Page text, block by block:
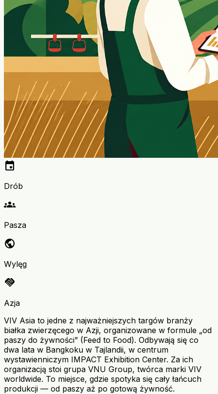
event
Drób
groups
Pasza
public
Wylęg
handshake
Azja
VIV Asia to jedne z najważniejszych targów branży
białka zwierzęcego w Azji, organizowane w formule „od
paszy do żywności” (Feed to Food). Odbywają się co
dwa lata w Bangkoku w Tajlandii, w centrum
wystawienniczym IMPACT Exhibition Center. Za ich
organizacją stoi grupa VNU Group, twórca marki VIV
worldwide. To miejsce, gdzie spotyka się cały łańcuch
produkcji — od paszy aż po gotową żywność.